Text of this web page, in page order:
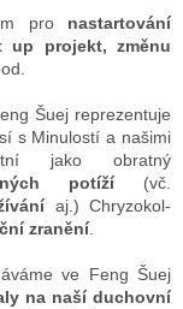
pro nastartování
up projekt, změnu
Šuej reprezentuje
s Minulostí a našimi
jako obratný
potíží(vč.
aj.) Chryzokol-
zranění.
ve Feng Šuej
na naší duchovní